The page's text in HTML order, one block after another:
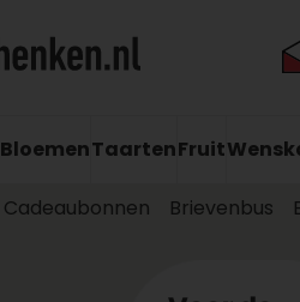
BloemenTaartenFruit
Cadeaubonnen Brievenbus